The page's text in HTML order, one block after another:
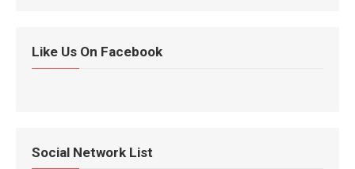
Like Us On Facebook
Social Network List